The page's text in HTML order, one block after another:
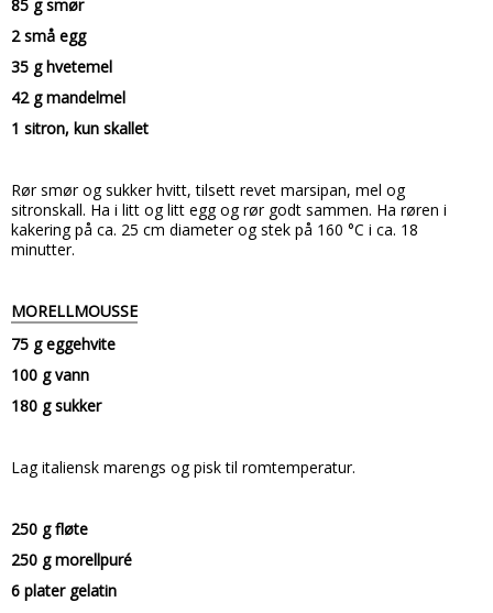
85 g smør
2 små egg
35 g hvetemel
42 g mandelmel
1 sitron, kun skallet
Rør smør og sukker hvitt, tilsett revet marsipan, mel og
sitronskall. Ha i litt og litt egg og rør godt sammen. Ha røren i
kakering på ca. 25 cm diameter og stek på 160 °C i ca. 18
minutter.
MORELLMOUSSE
75 g eggehvite
100 g vann
180 g sukker
Lag italiensk marengs og pisk til romtemperatur.
250 g fløte
250 g morellpuré
6 plater gelatin